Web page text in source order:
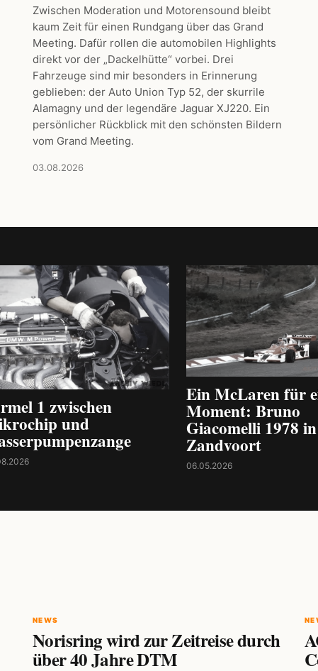
Zwischen Moderation und Motorensound bleibt
kaum Zeit für einen Rundgang über das Grand
Meeting. Dafür rollen die automobilen Highlights
direkt vor der „Dackelhütte“ vorbei. Drei
Fahrzeuge sind mir besonders in Erinnerung
geblieben: der Auto Union Typ 52, der skurrile
Alamagny und der legendäre Jaguar XJ220. Ein
persönlicher Rückblick mit den schönsten Bildern
vom Grand Meeting.
03.08.2026
1 zwischen
und
Ein McLaren für
Moment: Bruno
Giacomelli 1978 in
Zandvoort
06.05.2026
NEWS
Norisring wird zur Zeitreise durch
über 40 Jahre DTM